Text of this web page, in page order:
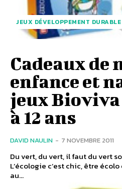
JEUX DÉVELOPPEMENT DURABLE
Cadeaux de
enfance et
jeux Bioviva
à 12 ans
DAVID NAULIN - 7 NOVEMBRE 2011
Du vert, du vert, il faut du vert
L’écologie c’est chic, être
au...